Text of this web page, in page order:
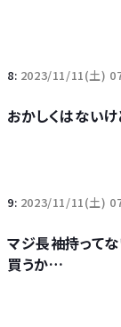
8: 2023/11/11(土)
おかしくはない
9: 2023/11/11(土)
マジ長袖持って
買うか…